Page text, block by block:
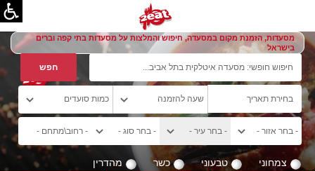
מסעדות, הזמנת מקום במסעדה, חיפוש והמלצות על מסעדות בתי קפה וברים
בישראל
צמחוני טבעוני כשר מהדרין